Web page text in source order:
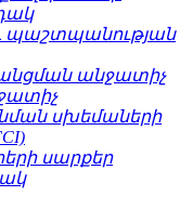
անջատիչ
սխեմաների
սարքեր